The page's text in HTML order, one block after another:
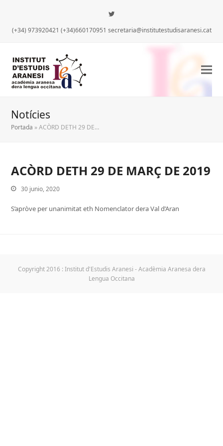
Twitter
(+34) 973920421 (+34)660170951 secretaria@institutestudisaranesi.cat
Notícies
Portada »ACÒRD DETH 29 DE…
ACÒRD DETH 29 DE MARÇ DE 2019
30 junio, 2020
S’apròve per unanimitat eth Nomenclator dera Val d’Aran
Copyright 2016 : Institut d'Estudis Aranesi - Acadèmia Aranesa dera
Lengua Occitana